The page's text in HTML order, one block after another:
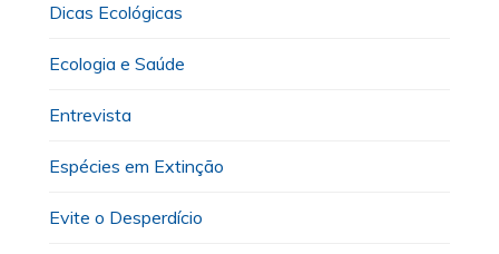
Dicas Ecológicas
Ecologia e Saúde
Entrevista
Espécies em Extinção
Evite o Desperdício